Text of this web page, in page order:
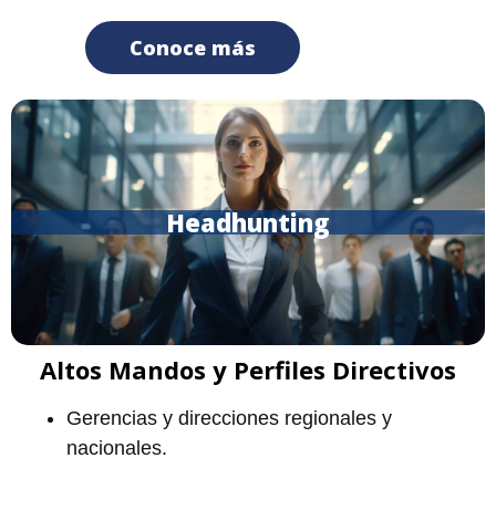
Conoce más
Altos Mandos y Perfiles Directivos
Gerencias y direcciones regionales y
nacionales.
Headhunting